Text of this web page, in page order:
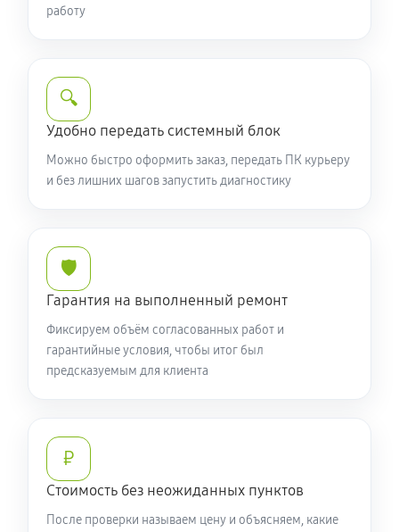
работу
🔍
Удобно передать системный блок
Можно быстро оформить заказ, передать ПК курьеру
и без лишних шагов запустить диагностику
🛡️
Гарантия на выполненный ремонт
Фиксируем объём согласованных работ и
гарантийные условия, чтобы итог был
предсказуемым для клиента
₽
Стоимость без неожиданных пунктов
После проверки называем цену и объясняем, какие